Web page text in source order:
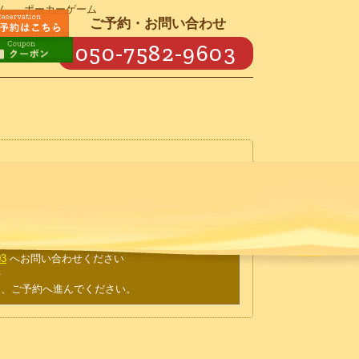
ポーカーゲーム
ご予約・お問い合わせ
050-7582-9603
へお問い合わせください
ご予約へ進んでください。